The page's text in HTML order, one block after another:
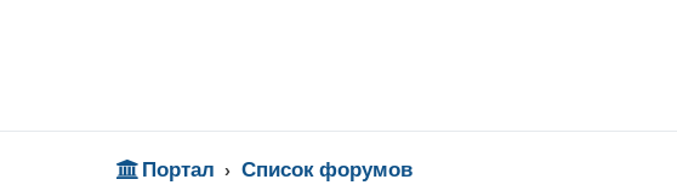
Портал Список форумов